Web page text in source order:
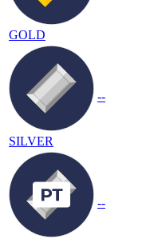
GOLD
SILVER
--
--